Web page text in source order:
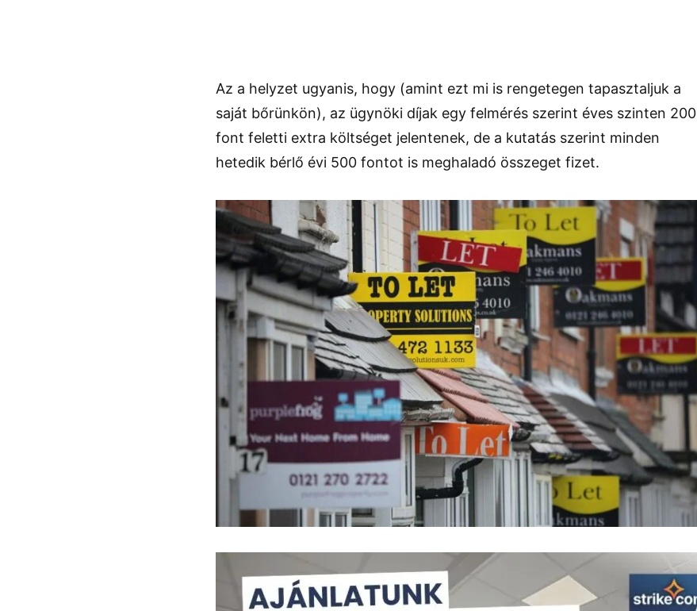
Az a helyzet ugyanis, hogy (amint ezt mi is rengetegen tapasztaljuk a
saját bőrünkön), az ügynöki díjak egy felmérés szerint éves szinten 200
font feletti extra költséget jelentenek, de a kutatás szerint minden
hetedik bérlő évi 500 fontot is meghaladó összeget fizet.